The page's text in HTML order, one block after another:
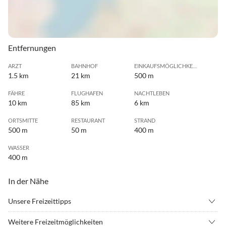
Entfernungen
ARZT
1.5 km
BAHNHOF
21 km
EINKAUFSMÖGLICHKEIT
500 m
FÄHRE
10 km
FLUGHAFEN
85 km
NACHTLEBEN
6 km
ORTSMITTE
500 m
RESTAURANT
50 m
STRAND
400 m
WASSER
400 m
In der Nähe
Unsere Freizeittipps
Weitere Freizeitmöglichkeiten